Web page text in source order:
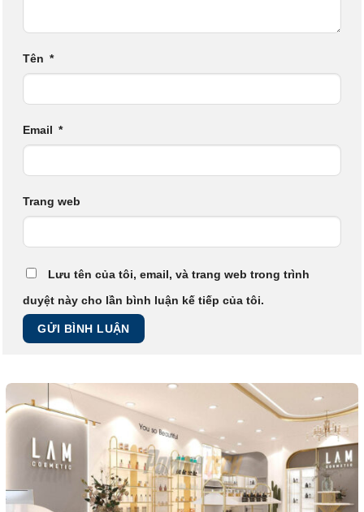
Tên *
Email *
Trang web
Lưu tên của tôi, email, và trang web trong trình
duyệt này cho lần bình luận kế tiếp của tôi.